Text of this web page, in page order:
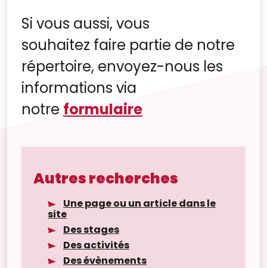
Si vous aussi, vous
souhaitez faire partie de notre
répertoire, envoyez-nous les
informations via
notre formulaire
Autres recherches
Une page ou un article dans le
site
Des stages
Des activités
Des évènements